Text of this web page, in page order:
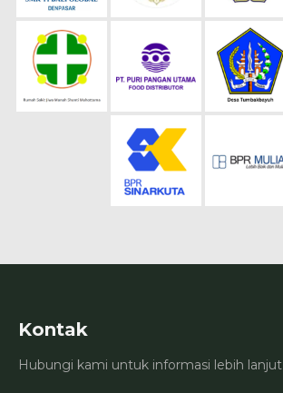
Kontak
Hubungi kami untuk informasi lebih lanjut